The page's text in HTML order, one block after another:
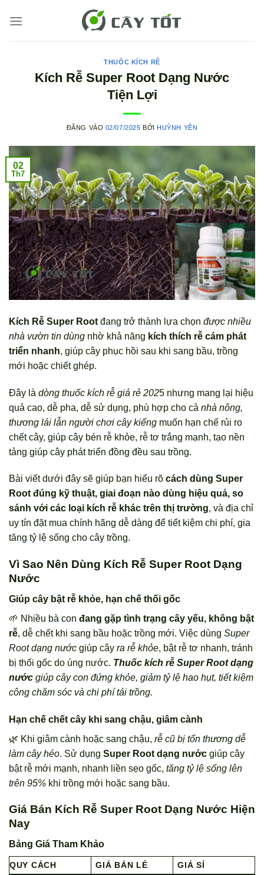
qua
THUỐC KÍCH RỄ
Kích Rễ Super Root Dạng Nước
Tiện Lợi
ĐĂNG VÀO 02/07/2025 BỞIHUỲNH YÊN
02
Th7
Kích Rễ Super Root đang trở thành lựa chọn được nhiều
nhà vườn tin dùng nhờ khả năng kích thích rễ cám phát
triển nhanh, giúp cây phục hồi sau khi sang bầu, trồng
mới hoặc chiết ghép.
Đây là dòng thuốc kích rễ giá rẻ 2025 nhưng mang lại hiệu
quả cao, dễ pha, dễ sử dụng, phù hợp cho cả nhà nông,
thương lái lẫn người chơi cây kiểng muốn hạn chế rủi ro
chết cây, giúp cây bén rễ khỏe, rễ tơ trắng mạnh, tạo nền
tảng giúp cây phát triển đồng đều sau trồng.
Bài viết dưới đây sẽ giúp bạn hiểu rõ cách dùng Super
Root đúng kỹ thuật, giai đoạn nào dùng hiệu quả, so
sánh với các loại kích rễ khác trên thị trường, và địa chỉ
uy tín đặt mua chính hãng dễ dàng để tiết kiệm chi phí, gia
tăng tỷ lệ sống cho cây trồng.
Vì Sao Nên Dùng Kích Rễ Super Root Dạng
Nước
Giúp cây bật rễ khỏe, hạn chế thối gốc
🌱 Nhiều bà con đang gặp tình trạng cây yếu, không bật
rễ, dễ chết khi sang bầu hoặc trồng mới. Việc dùng Super
Root dạng nước giúp cây ra rễ khỏe, bật rễ tơ nhanh, tránh
bị thối gốc do úng nước. Thuốc kích rễ Super Root dạng
nước giúp cây con đứng khỏe, giảm tỷ lệ hao hụt, tiết kiệm
công chăm sóc và chi phí tái trồng.
Hạn chế chết cây khi sang chậu, giâm cành
🌿 Khi giâm cành hoặc sang chậu, rễ cũ bị tổn thương dễ
làm cây héo. Sử dụng Super Root dạng nước giúp cây
bật rễ mới mạnh, nhanh liền sẹo gốc, tăng tỷ lệ sống lên
trên 95% khi trồng mới hoặc sang bầu.
Giá Bán Kích Rễ Super Root Dạng Nước Hiện
Nay
Bảng Giá Tham Khảo
QUY CÁCH GIÁ BÁN LẺ GIÁ SỈ